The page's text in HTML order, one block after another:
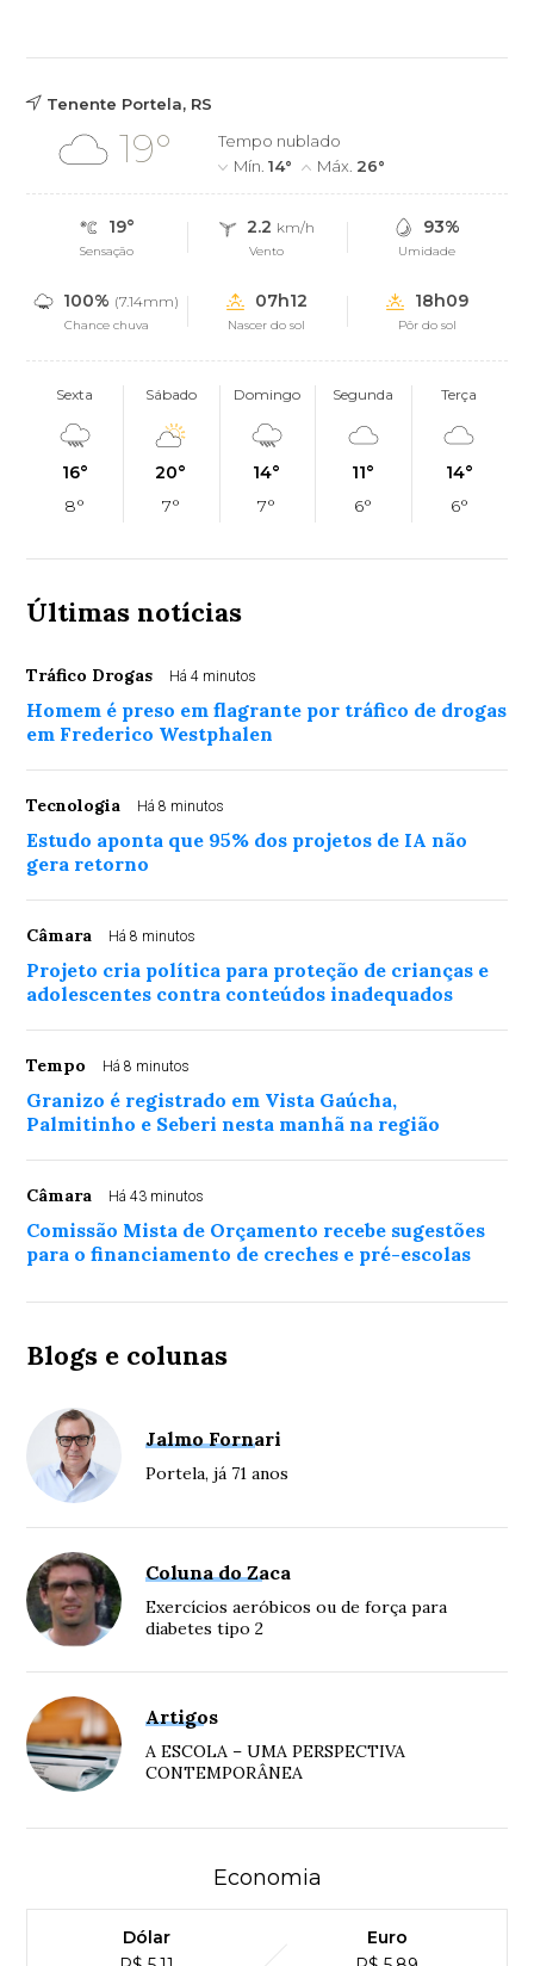
Tenente Portela, RS
19°
Tempo nublado
Mín.14° Máx. 26°
19°
Sensação
2.2 km/h
Vento
93%
Umidade
100% (7.14mm)
Chance chuva
07h12
Nascer do sol
18h09
Pôr do sol
Sexta
16°
8°
Sábado
20°
7°
Domingo
14°
7°
Segunda
11°
6°
Terça
14°
6°
Últimas notícias
Tráfico Drogas Há 4 minutos
Homem é preso em flagrante por tráfico de drogas
em Frederico Westphalen
Tecnologia Há 8 minutos
Estudo aponta que 95% dos projetos de IA não
gera retorno
Câmara Há 8 minutos
Projeto cria política para proteção de crianças e
adolescentes contra conteúdos inadequados
Tempo Há 8 minutos
Granizo é registrado em Vista Gaúcha,
Palmitinho e Seberi nesta manhã na região
Câmara Há 43 minutos
Comissão Mista de Orçamento recebe sugestões
para o financiamento de creches e pré-escolas
Blogs e colunas
Jalmo Fornari
Portela, já 71 anos
Coluna do Zaca
Exercícios aeróbicos ou de força para
diabetes tipo 2
Artigos
A ESCOLA – UMA PERSPECTIVA
CONTEMPORÂNEA
Economia
Dólar
Euro